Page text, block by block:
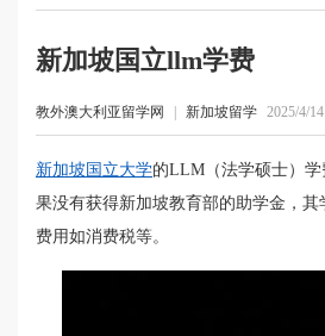
新加坡国立llm学费
教外澳大利亚留学网 新加坡留学 2025/4/
新加坡国立大学的LLM（法学硕士）
果没有获得新加坡教育部的助学金，
费用如消费税等。